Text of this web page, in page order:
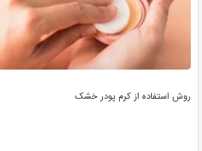
روش استفاده از کرم پودر خشک